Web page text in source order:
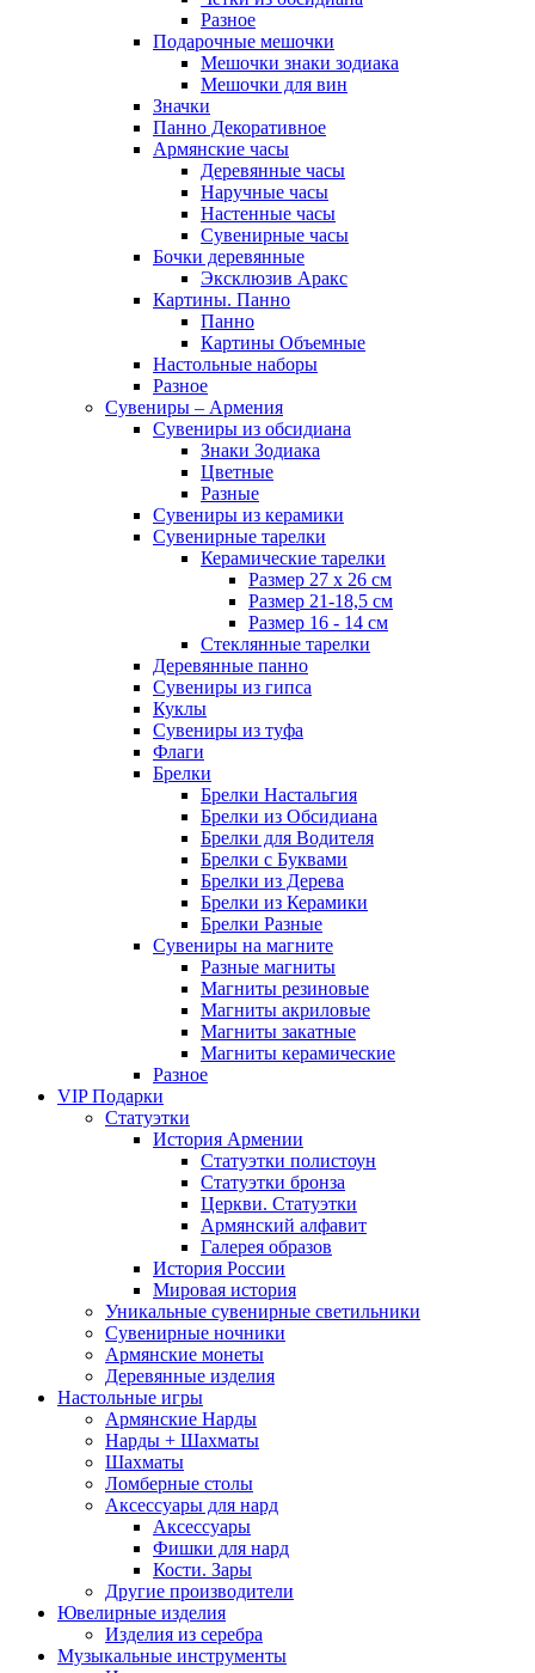
Разное
Подарочные мешочки
Мешочки знаки зодиака
Мешочки для вин
Значки
Панно Декоративное
Армянские часы
Деревянные часы
Наручные часы
Настенные часы
Сувенирные часы
Бочки деревянные
Эксклюзив Аракс
Картины. Панно
Панно
Картины Объемные
Настольные наборы
Разное
Сувениры – Армения
Сувениры из обсидиана
Знаки Зодиака
Цветные
Разные
Сувениры из керамики
Сувенирные тарелки
Керамические тарелки
Размер 27 х 26 см
Размер 21-18,5 см
Размер 16 - 14 см
Стеклянные тарелки
Деревянные панно
Сувениры из гипса
Куклы
Сувениры из туфа
Флаги
Брелки
Брелки Настальгия
Брелки из Обсидиана
Брелки для Водителя
Брелки с Буквами
Брелки из Дерева
Брелки из Керамики
Брелки Разные
Сувениры на магните
Разные магниты
Магниты резиновые
Магниты акриловые
Магниты закатные
Магниты керамические
Разное
VIP Подарки
Статуэтки
История Армении
Статуэтки полистоун
Статуэтки бронза
Церкви. Статуэтки
Армянский алфавит
Галерея образов
История России
Мировая история
Уникальные сувенирные светильники
Сувенирные ночники
Армянские монеты
Деревянные изделия
Настольные игры
Армянские Нарды
Нарды + Шахматы
Шахматы
Ломберные столы
Аксессуары для нард
Аксессуары
Фишки для нард
Кости. Зары
Другие производители
Ювелирные изделия
Изделия из серебра
Музыкальные инструменты